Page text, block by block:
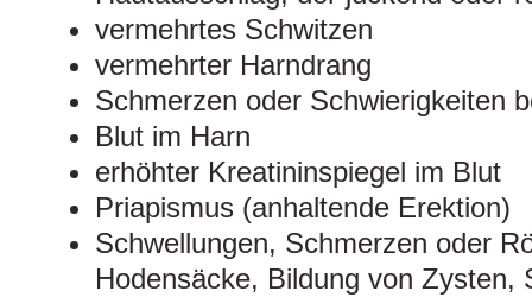
vermehrtes Schwitzen
vermehrter Harndrang
Schmerzen oder Schwierigkeiten
Blut im Harn
erhöhter Kreatininspiegel im Blut
Priapismus (anhaltende Erektion)
Schwellungen, Schmerzen oder
Hodensäcke, Bildung von Zysten,